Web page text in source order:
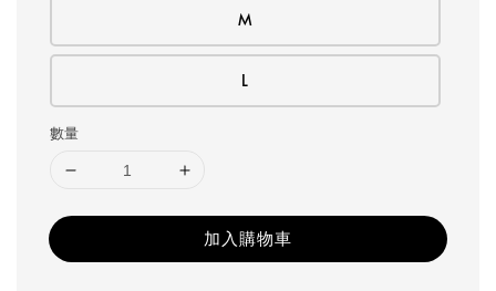
M
L
數量
加入購物車